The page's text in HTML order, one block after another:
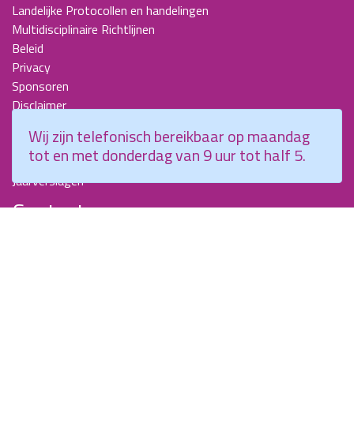
Landelijke Protocollen en handelingen
Multidisciplinaire Richtlijnen
Beleid
Privacy
Sponsoren
Disclaimer
Nieuwsbrieven
KCKZ-specials
Jaarverslagen
Contact
Wij zijn telefonisch bereikbaar op maandag
tot en met donderdag van 9 uur tot half 5.